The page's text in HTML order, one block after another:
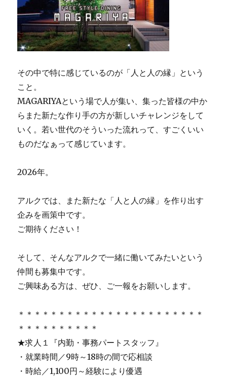
その中で特に感じているのが「人と人の縁」という
こと。
MAGARIYAという場で人が集い、集った皆様の中か
らまた新たな作り手の方が新しいチャレンジをして
いく。若い世代のそういった流れって、すごくいい
ものだなぁって感じています。
2026年。
アルクでは、また新たな「人と人の縁」を作り出す
企みを画策中です。
ご期待ください！
そして、そんなアルクで一緒に働いてみたいという
仲間も募集中です。
ご興味ある方は、ぜひ、ご一報をお願いします。
＊＊＊＊＊＊＊＊＊＊＊＊＊＊＊＊＊＊＊＊＊＊＊
＊＊＊＊＊＊＊＊＊＊
★求人１『内勤・事務パートスタッフ』
・就業時間／9時～18時の間で応相談
・時給／1,100円～経験により優遇